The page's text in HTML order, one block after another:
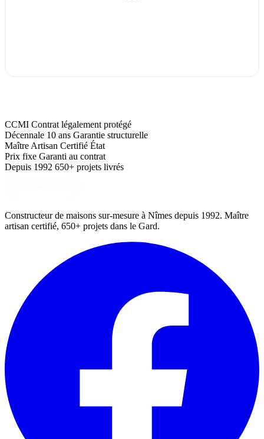
CCMI Contrat légalement protégé
Décennale 10 ans Garantie structurelle
Maître Artisan Certifié État
Prix fixe Garanti au contrat
Depuis 1992 650+ projets livrés
Constructeur de maisons sur-mesure à Nîmes depuis 1992. Maître
artisan certifié, 650+ projets dans le Gard.